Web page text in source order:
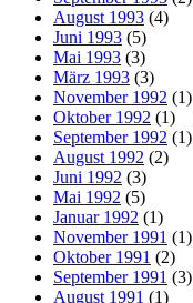
August 1993 (4)
Juni 1993 (5)
Mai 1993 (3)
März 1993 (3)
November 1992 (1)
Oktober 1992 (1)
September 1992 (1)
August 1992 (2)
Juni 1992 (3)
Mai 1992 (5)
Januar 1992 (1)
November 1991 (1)
Oktober 1991 (2)
September 1991 (3)
August 1991 (1)